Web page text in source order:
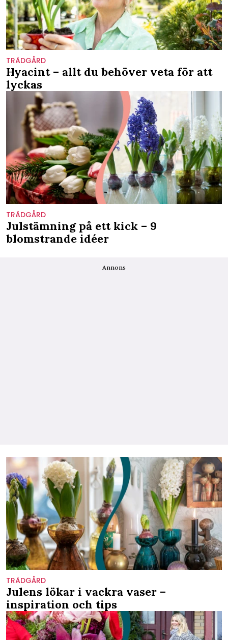
TRÄDGÅRD
Hyacint – allt du behöver veta för att
lyckas
TRÄDGÅRD
Julstämning på ett kick – 9
blomstrande idéer
Annons
TRÄDGÅRD
Julens lökar i vackra vaser –
inspiration och tips